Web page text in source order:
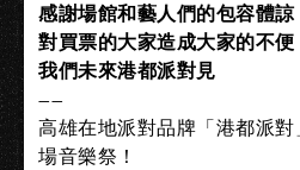
感謝場館和藝人們的包容體
對買票的大家造成大家的不便
我們未來港都派對見
——
高雄在地派對品牌「港都派
場音樂祭！